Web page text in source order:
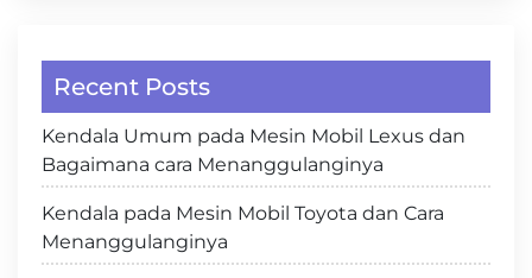
Recent Posts
Kendala Umum pada Mesin Mobil Lexus dan
Bagaimana cara Menanggulanginya
Kendala pada Mesin Mobil Toyota dan Cara
Menanggulanginya